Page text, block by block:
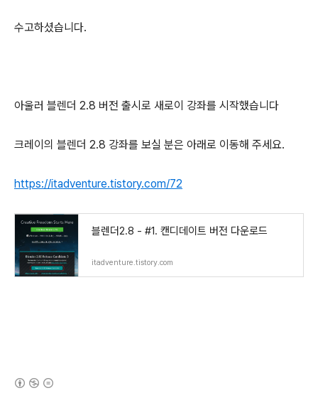
수고하셨습니다.
아울러 블렌더 2.8 버전 출시로 새로이 강좌를 시작했습니다
크레이의 블렌더 2.8 강좌를 보실 분은 아래로 이동해 주세요.
https://itadventure.tistory.com/72
블렌더2.8 - #1. 캔디데이트 버전 다운로드
itadventure.tistory.com